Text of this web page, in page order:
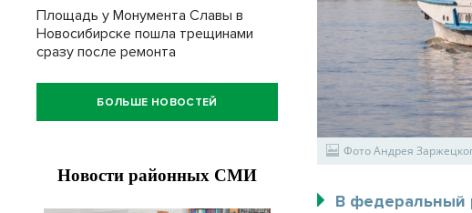
Фото Андрея
В федеральный
Площадь у Монумента Славы в
Новосибирске пошла трещинами
сразу после ремонта
БОЛЬШЕ НОВОСТЕЙ